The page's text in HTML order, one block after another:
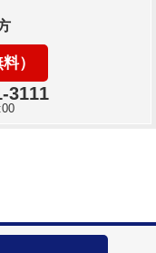
）
3111